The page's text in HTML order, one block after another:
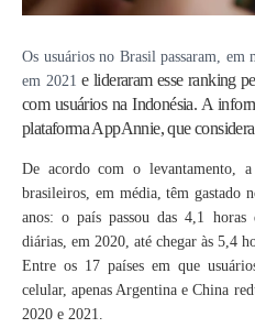
Os usuários no Brasil passaram,
em 2021 e lideraram esse ranking
com usuários na Indonésia. A
plataforma AppAnnie, que
De acordo com o levantamento,
brasileiros, em média, têm gastado
anos: o país passou das 4,1
diárias, em 2020, até chegar às 5,4
Entre os 17 países em que
celular, apenas Argentina e China
2020 e 2021.